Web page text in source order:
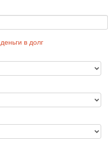
деньги в долг